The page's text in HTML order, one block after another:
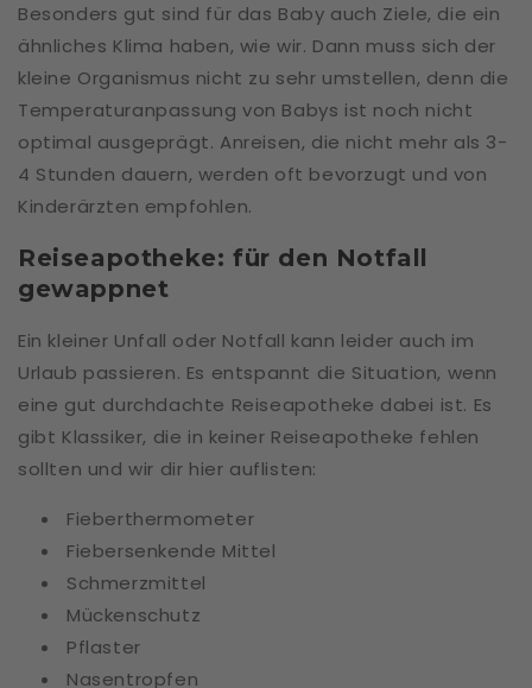
Besonders gut sind für das Baby auch Ziele, die ein
ähnliches Klima haben, wie wir. Dann muss sich der
kleine Organismus nicht zu sehr umstellen, denn die
Temperaturanpassung von Babys ist noch nicht
optimal ausgeprägt. Anreisen, die nicht mehr als 3-
4 Stunden dauern, werden oft bevorzugt und von
Kinderärzten empfohlen.
Reiseapotheke: für den Notfall
gewappnet
Ein kleiner Unfall oder Notfall kann leider auch im
Urlaub passieren. Es entspannt die Situation, wenn
eine gut durchdachte Reiseapotheke dabei ist. Es
gibt Klassiker, die in keiner Reiseapotheke fehlen
sollten und wir dir hier auflisten:
Fieberthermometer
Fiebersenkende Mittel
Schmerzmittel
Mückenschutz
Pflaster
Nasentropfen